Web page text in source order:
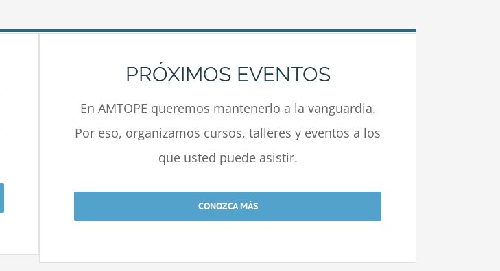
PRÓXIMOS EVENTOS
En AMTOPE queremos mantenerlo a la vanguardia.
Por eso, organizamos cursos, talleres y eventos a los
que usted puede asistir.
CONOZCA MÁS